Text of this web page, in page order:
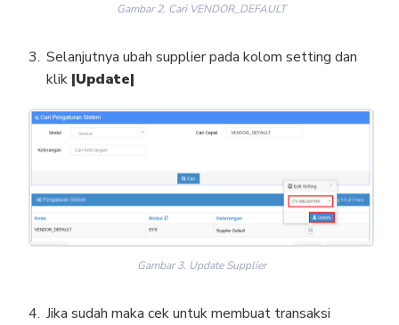
Gambar 2. Cari VENDOR_DEFAULT
Selanjutnya ubah supplier pada kolom setting dan
klik |Update|
Gambar 3. Update Supplier
Jika sudah maka cek untuk membuat transaksi